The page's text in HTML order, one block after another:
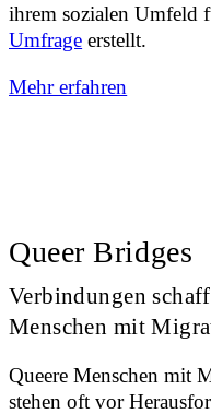
ihrem sozialen Umfeld
Umfrage erstellt.
Mehr erfahren
Queer Bridges
Verbindungen
Menschen mit
Queere Menschen mit
stehen oft vor